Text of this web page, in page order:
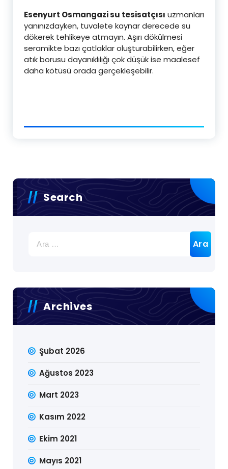
Esenyurt Osmangazi su tesisatçısı uzmanları
yanınızdayken, tuvalete kaynar derecede su
dökerek tehlikeye atmayın. Aşırı dökülmesi
seramikte bazı çatlaklar oluşturabilirken, eğer
atık borusu dayanıklılığı çok düşük ise maalesef
daha kötüsü orada gerçekleşebilir.
Search
Archives
Şubat 2026
Ağustos 2023
Mart 2023
Kasım 2022
Ekim 2021
Mayıs 2021